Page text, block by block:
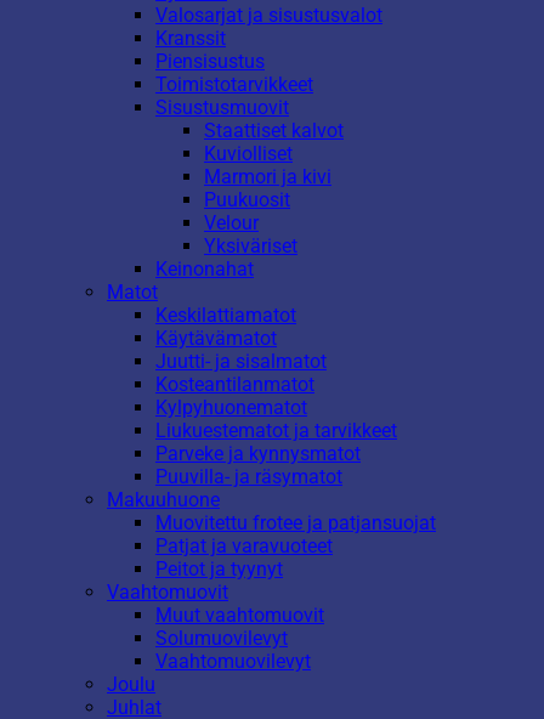
Valosarjat ja sisustusvalot
Kranssit
Piensisustus
Toimistotarvikkeet
Sisustusmuovit
Staattiset kalvot
Kuviolliset
Marmori ja kivi
Puukuosit
Velour
Yksiväriset
Keinonahat
Matot
Keskilattiamatot
Käytävämatot
Juutti- ja sisalmatot
Kosteantilanmatot
Kylpyhuonematot
Liukuestematot ja tarvikkeet
Parveke ja kynnysmatot
Puuvilla- ja räsymatot
Makuuhuone
Muovitettu frotee ja patjansuojat
Patjat ja varavuoteet
Peitot ja tyynyt
Vaahtomuovit
Muut vaahtomuovit
Solumuovilevyt
Vaahtomuovilevyt
Joulu
Juhlat